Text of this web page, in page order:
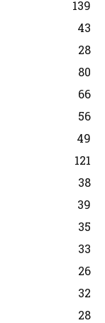
139
43
28
80
66
56
49
121
38
39
35
33
26
32
28